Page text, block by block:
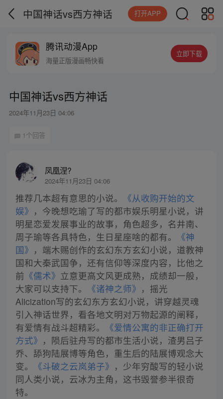
中国神话vs西方神话 打开APP
腾讯动漫App
海量正版漫画畅快看
立即下载
中国神话vs西方神话
2024年11月23日 04:06
1个回答
凤凰涅?
2024年11月23日 04:06
推荐几本超有意思的小说。
《从收购开始的文
娱》 ，今晚想吃瑜了写的都市娱乐明星小说，讲
明星恋爱发展事业的故事，角色超多，名井南、
周子瑜等各具特色，生日星座啥的都有。
《神
国》 ，端木赐创作的玄幻东方玄幻小说，道教神
国和大秦武国争，还有信仰等深度内容，比他之
前 《儒术》 立意更高文风更成熟，成绩却一般，
大家可以支持下。
《诸神之师》 ，摇光
Alicization写的玄幻东方玄幻小说，讲穿越灵魂
引入神话世界，看各地文明对万物起源的阐释，
有爱情有战斗超精彩。
《爱情公寓的非正确打开
方式》 ，陨后驻舟写的都市生活小说，渣男吕子
乔、舔狗陆展博等角色，重生后的陆展博观念大
变。
《斗破之云岚弟子》 ，少年穷酸写的轻小说
同人类小说，云冰为主角，这书毁誉参半很奇
特。